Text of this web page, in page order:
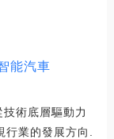
能汽車
術底層驅動力
業的發展方向.